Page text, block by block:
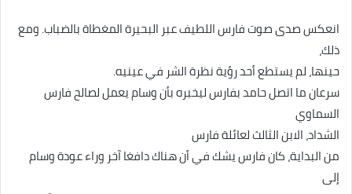
انعکس صدى صوت فارس اللطيف عبر البحيرة المغطاة بالضباب. ومع
ذلك،
حينها، لم يستطع أحد رؤية نظرة الشر في عينيه.
سرعان ما اتصل حامد بفارس ليخبره بأن وسام يعمل لصالح فارس
السماوي
الشداد، الابن الثالث لعائلة فارس
من البداية، كان فارس يشك في أن هناك دافغا آخر وراء عودة وسام
إلى